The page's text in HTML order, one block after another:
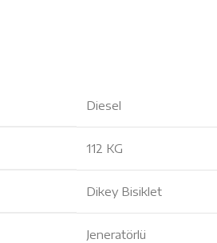
Diesel
112 KG
Dikey Bisiklet
Jeneratörlü